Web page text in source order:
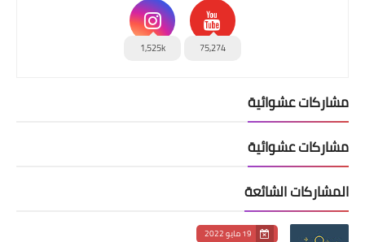
75,274
1,525k
مشاركات عشوائية
مشاركات عشوائية
المشاركات الشائعة
19 مايو 2022